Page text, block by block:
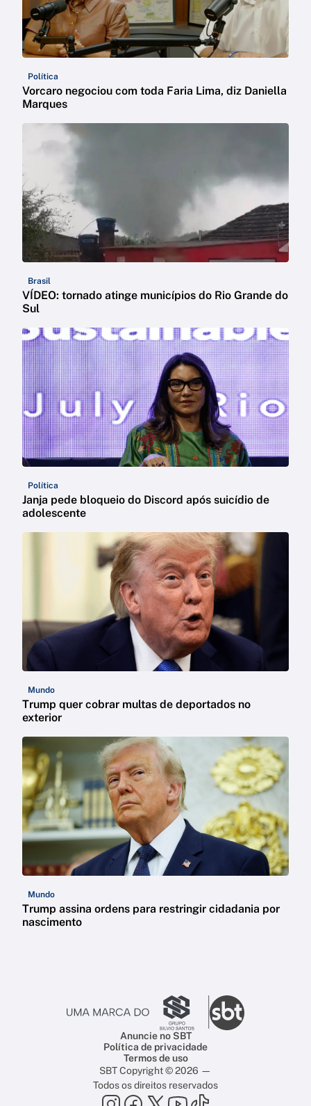
Política
Vorcaro negociou com toda Faria Lima, diz Daniella
Marques
Brasil
VÍDEO: tornado atinge municípios do Rio Grande do
Sul
Política
Janja pede bloqueio do Discord após suicídio de
adolescente
Mundo
Trump quer cobrar multas de deportados no
exterior
Mundo
Trump assina ordens para restringir cidadania por
nascimento
Anuncie no SBT
Política de privacidade
Termos de uso
SBT Copyright © 2026 —
Todos os direitos reservados